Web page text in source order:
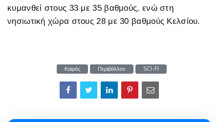
κυμανθεί στους 33 με 35 βαθμούς, ενώ στη
νησιωτική χώρα στους 28 με 30 βαθμούς Κελσίου.
Καιρός Περιβάλλον SCI-FI